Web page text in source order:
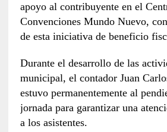
apoyo al contribuyente en el
Convenciones Mundo Nuevo,
de esta iniciativa de beneficio
Durante el desarrollo de las
municipal, el contador Juan
estuvo permanentemente al
jornada para garantizar una
a los asistentes.